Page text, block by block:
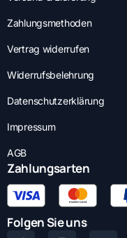
Zahlungsmethoden
Vertrag widerrufen
Widerrufsbelehrung
Datenschutzerklärung
Impressum
AGB
Zahlungsarten
Folgen Sie uns